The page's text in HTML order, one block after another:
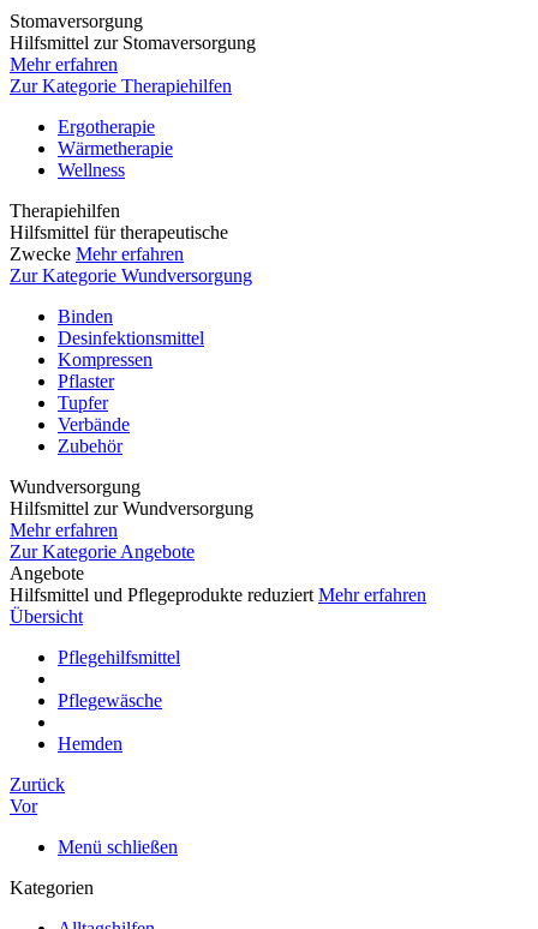
Stomaversorgung
Hilfsmittel zur Stomaversorgung
Mehr erfahren
Zur Kategorie Therapiehilfen
Ergotherapie
Wärmetherapie
Wellness
Therapiehilfen
Hilfsmittel für therapeutische
Zwecke Mehr erfahren
Zur Kategorie Wundversorgung
Binden
Desinfektionsmittel
Kompressen
Pflaster
Tupfer
Verbände
Zubehör
Wundversorgung
Hilfsmittel zur Wundversorgung
Mehr erfahren
Zur Kategorie Angebote
Angebote
Hilfsmittel und Pflegeprodukte reduziert Mehr erfahren
Übersicht
Pflegehilfsmittel
Pflegewäsche
Hemden
Zurück
Vor
Menü schließen
Kategorien